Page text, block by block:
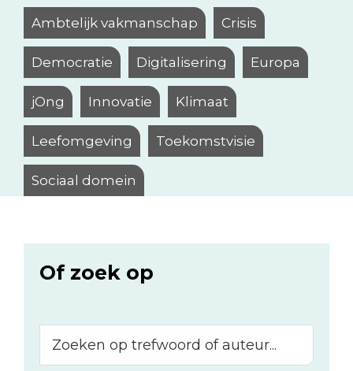
Ambtelijk vakmanschap Crisis
Democratie Digitalisering Europa
jOng Innovatie Klimaat
Leefomgeving Toekomstvisie
Sociaal domein
Of zoek op
op